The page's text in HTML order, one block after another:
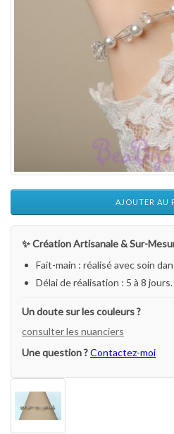
AJOUTER AU
✨ Création Artisanale & Sur-
Fait-main : réalisé avec soin
Délai de réalisation : 5 à 8 jours.
Un doute sur les couleurs ?
consulter les nuanciers
Une question ?Contactez-moi